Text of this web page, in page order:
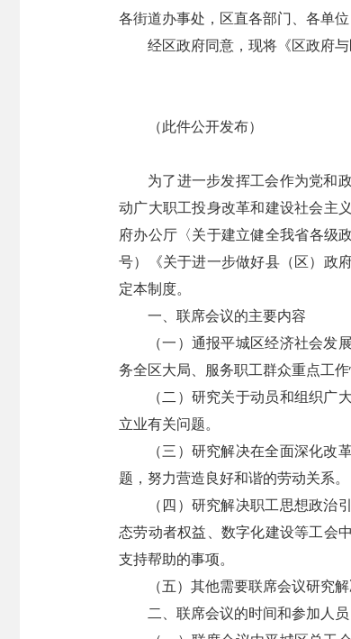
各街道办事处，区直各部门、各单位
经区政府同意，现将《区政府
（此件公开发布）
为了进一步发挥工会作为党和
动广大职工投身改革和建设社会主
府办公厅〈关于建立健全我省各级
号）《关于进一步做好县（区）政
定本制度。
一、联席会议的主要内容
（一）通报平城区经济社会发
务全区大局、服务职工群众重点工作
（二）研究关于动员和组织广
立业有关问题。
（三）研究解决在全面深化改
题，努力营造良好和谐的劳动关系。
（四）研究解决职工思想政治
态劳动者权益、数字化建设等工会
支持帮助的事项。
（五）其他需要联席会议研究解
二、联席会议的时间和参加人员